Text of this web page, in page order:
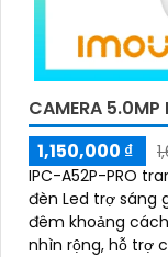
CAMERA
1,150,000 ₫
IPC-A52P-PRO
đèn Led trợ sáng
đêm khoảng
nhìn rộng, hỗ trợ